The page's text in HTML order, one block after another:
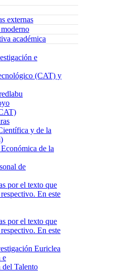
externas
académica
e
(CAT) y
y de la
de la
de
Euriclea
e
del Talento